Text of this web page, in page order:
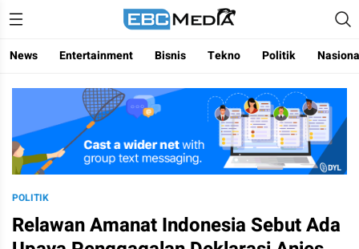
ebctvmedia
Menggapai Cakrawala Untuk Indonesia
News Entertainment Bisnis Tekno Politik
POLITIK
Relawan Amanat Indonesia Sebut Ada